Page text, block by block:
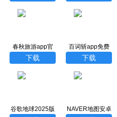
春秋旅游app官
方版
下载
百词斩app免费
下载
下载
谷歌地球2025版
NAVER地图安卓